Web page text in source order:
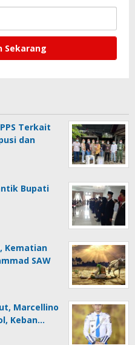
Terkait
dan
Bupati
Kematian
SAW
Marcellino
Keban…